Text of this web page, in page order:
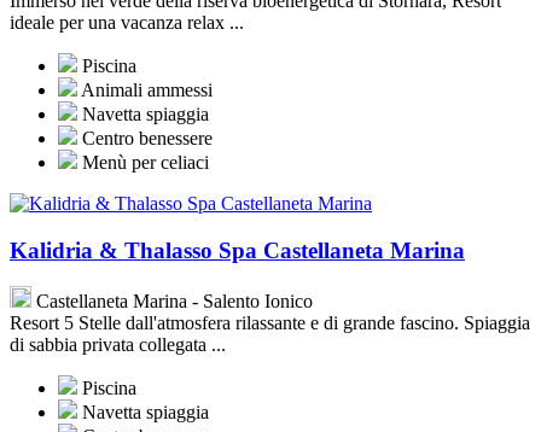
ideale per una vacanza relax ...
Piscina
Animali ammessi
Navetta spiaggia
Centro benessere
Menù per celiaci
Kalidria & Thalasso Spa Castellaneta Marina
Castellaneta Marina - Salento Ionico
Resort 5 Stelle dall'atmosfera rilassante e di grande fascino. Spiaggia
di sabbia privata collegata ...
Piscina
Navetta spiaggia